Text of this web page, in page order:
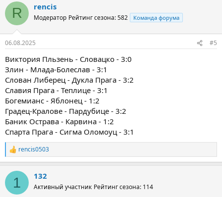
R rencis
Модератор Рейтинг сезона: 582 Команда форума
06.08.2025 #5
Виктория Пльзень - Словацко - 3:0
Злин - Млада-Болеслав - 3:1
Слован Либерец - Дукла Прага - 3:2
Славия Прага - Теплице - 3:1
Богемианс - Яблонец - 1:2
Градец-Кралове - Пардубице - 3:2
Баник Острава - Карвина - 1:2
Спарта Прага - Сигма Оломоуц - 3:1
Р
е
к
и
rencis0503
1 132
Активный участник Рейтинг сезона: 114